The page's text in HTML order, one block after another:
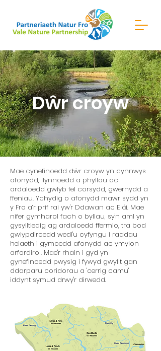
Dŵr croyw
Mae cynefinoedd dŵr croyw yn cynnwys
afonydd, llynnoedd a phyllau ac
ardaloedd gwlyb fel corsydd, gwernydd a
ffeniau. Ychydig o afonydd mawr sydd yn
y Fro a’r prif rai yw'r Ddawan ac Elái. Mae
nifer gymharol fach o byllau, sy'n aml yn
gysylltiedig ag ardaloedd ffermio, tra bod
gwlypdiroedd wedi'u cyfyngu i raddau
helaeth i gymoedd afonydd ac ymylon
arfordirol. Mae'r rhain i gyd yn
gynefinoedd pwysig i fywyd gwyllt gan
ddarparu coridorau a 'cerrig camu'
iddynt symud drwy'r dirwedd.